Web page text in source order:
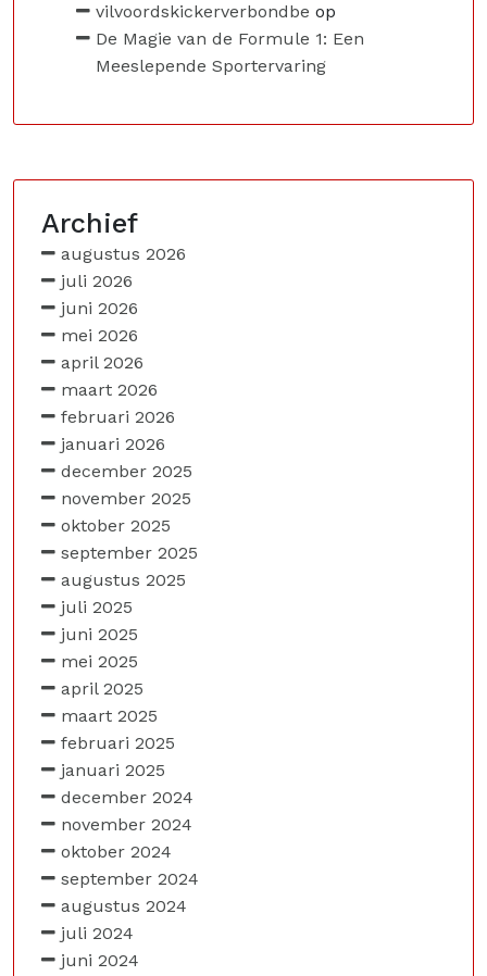
vilvoordskickerverbondbe op
De Magie van de Formule 1: Een
Meeslepende Sportervaring
Archief
augustus 2026
juli 2026
juni 2026
mei 2026
april 2026
maart 2026
februari 2026
januari 2026
december 2025
november 2025
oktober 2025
september 2025
augustus 2025
juli 2025
juni 2025
mei 2025
april 2025
maart 2025
februari 2025
januari 2025
december 2024
november 2024
oktober 2024
september 2024
augustus 2024
juli 2024
juni 2024